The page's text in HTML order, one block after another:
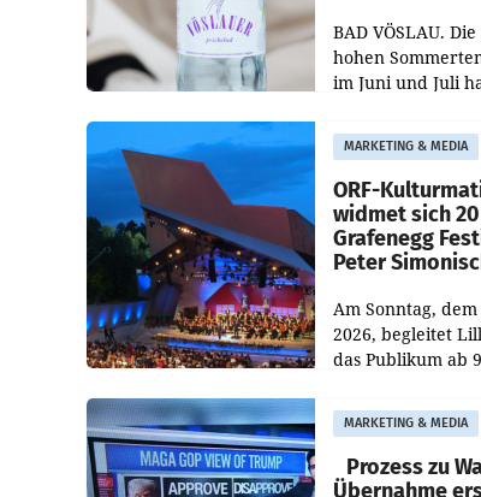
BAD VÖSLAU.
hohen
im Juni und Juli
deutlichen
geführt. Während
MARKETING & MEDIA
ORF-
widmet sich
Grafenegg
Peter
Am Sonntag,
2026, begleitet
das Publikum ab
„Kulturmatinee“.
startet mit der
„20 Jahre
MARKETING & MEDIA
Prozess zu
Übernahme